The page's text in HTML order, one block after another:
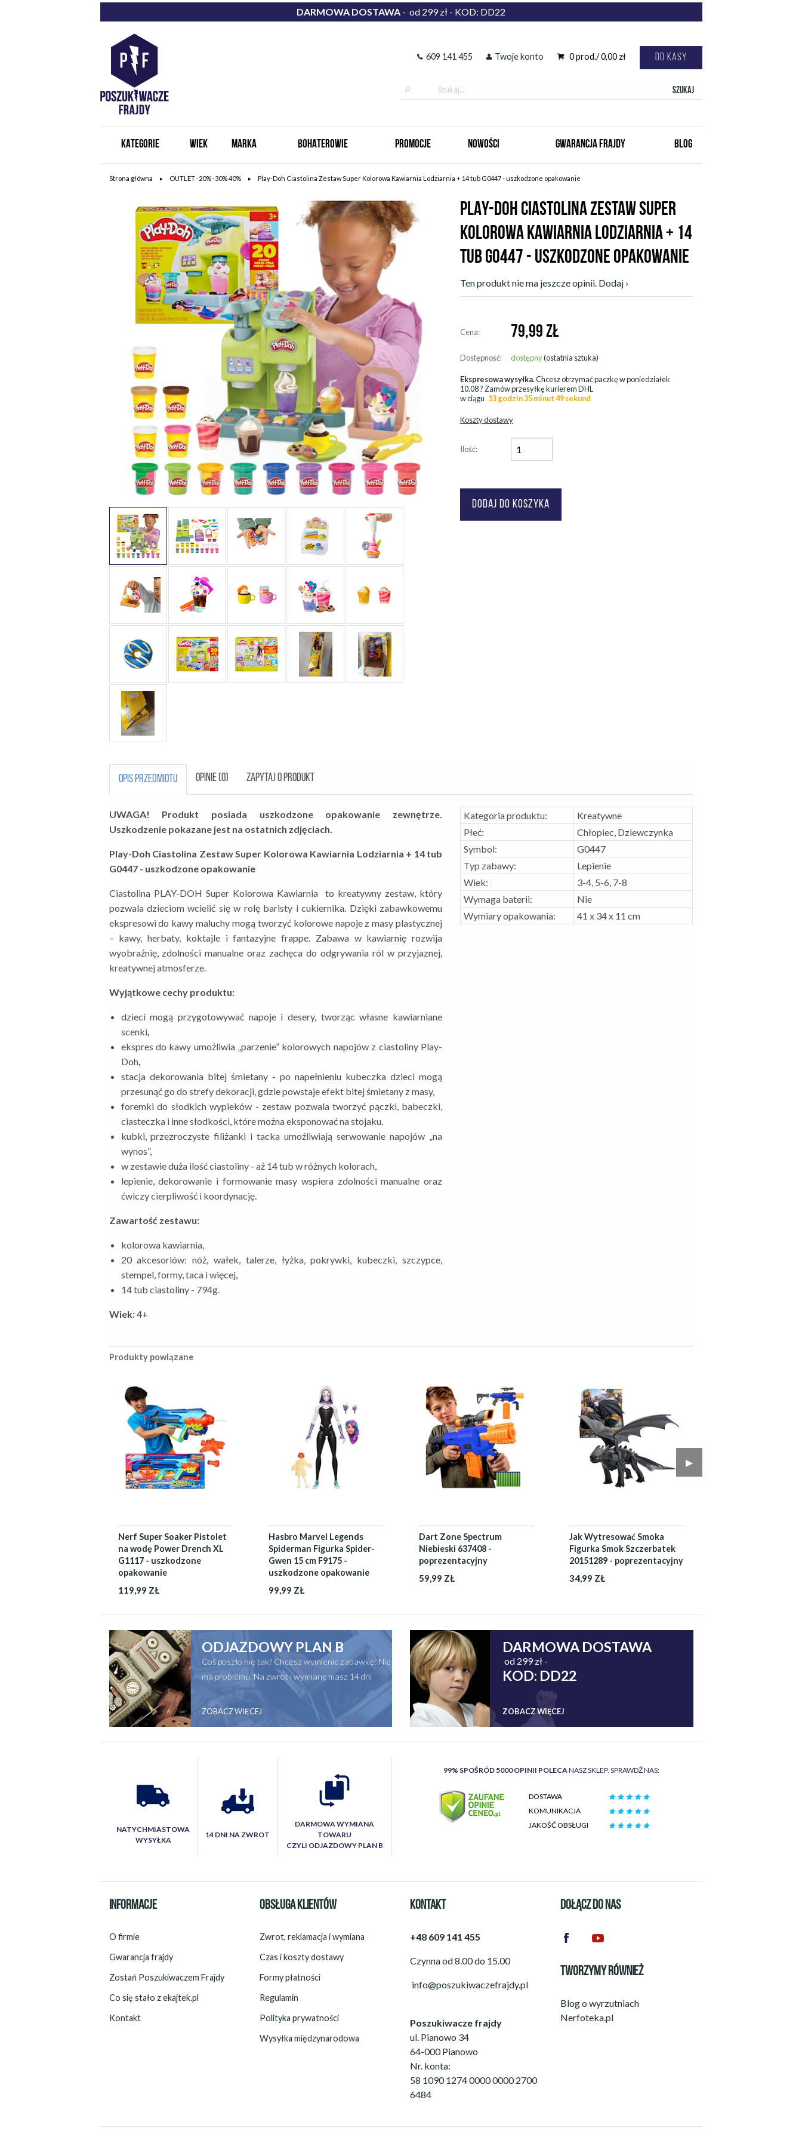
DARMOWA DOSTAWA - od 299 zł - KOD: DD22
609 141 455 Twoje konto 0 prod./0,00 zł Do kasy
Szukaj
KATEGORIE WIEK MARKA BOHATEROWIE PROMOCJE NOWOŚCI GWARANCJA FRAJDY BLOG
Strona główna OUTLET -20% -30% 40% Play-Doh Ciastolina Zestaw Super Kolorowa Kawiarnia Lodziarnia + 14 tub G0447 - uszkodzone opakowanie
PLAY-DOH CIASTOLINA ZESTAW SUPER
KOLOROWA KAWIARNIA LODZIARNIA + 14
TUB G0447 - USZKODZONE OPAKOWANIE
Ten produkt nie ma jeszcze opinii. Dodaj ›
Cena: 79,99 ZŁ
Dostępność: dostępny(ostatnia sztuka)
Ekspresowa wysyłka.Chcesz otrzymać paczkę wponiedziałek
10.08? Zamów przesyłkę kurierem DHL
w ciągu 13 godzin 35 minut 48 sekund
Koszty dostawy
Ilość:
OPIS PRZEDMIOTU OPINIE (0) ZAPYTAJ O PRODUKT
UWAGA! Produkt posiada uszkodzone opakowanie zewnętrze.
Uszkodzenie pokazane jest na ostatnich zdjęciach.
Play-Doh Ciastolina Zestaw Super Kolorowa Kawiarnia Lodziarnia + 14 tub
G0447 - uszkodzone opakowanie
Ciastolina PLAY-DOH Super Kolorowa Kawiarnia to kreatywny zestaw, który
pozwala dzieciom wcielić się w rolę baristy i cukiernika. Dzięki zabawkowemu
ekspresowi do kawy maluchy mogą tworzyć kolorowe napoje z masy plastycznej
– kawy, herbaty, koktajle i fantazyjne frappe. Zabawa w kawiarnię rozwija
wyobraźnię, zdolności manualne oraz zachęca do odgrywania ról w przyjaznej,
kreatywnej atmosferze.
Wyjątkowe cechy produktu:
dzieci mogą przygotowywać napoje i desery, tworząc własne kawiarniane
scenki,
ekspres do kawy umożliwia „parzenie” kolorowych napojów z ciastoliny Play-
Doh,
stacja dekorowania bitej śmietany- po napełnieniu kubeczka dzieci mogą
przesunąć go do strefy dekoracji, gdzie powstaje efekt bitej śmietany z masy,
foremki do słodkich wypieków - zestaw pozwala tworzyć pączki, babeczki,
ciasteczka i inne słodkości, które można eksponować na stojaku.
kubki, przezroczyste filiżanki i tacka umożliwiają serwowanie napojów „na
wynos”,
w zestawie duża ilość ciastoliny - aż 14 tub w różnych kolorach,
lepienie, dekorowanie i formowanie masy wspiera zdolności manualne oraz
ćwiczy cierpliwość i koordynację.
Zawartość zestawu:
kolorowa kawiarnia,
20 akcesoriów: nóż, wałek, talerze, łyżka, pokrywki, kubeczki, szczypce,
stempel, formy, taca i więcej,
14 tub ciastoliny - 794g.
Wiek:4+
Kategoria produktu:
Kreatywne
Płeć:
Chłopiec, Dziewczynka
Symbol:
G0447
Typ zabawy:
Lepienie
Wiek:
3-4, 5-6, 7-8
Wymaga baterii:
Nie
Wymiary opakowania:
41 x 34 x 11 cm
Produkty powiązane
▶︎
Nerf Super Soaker Pistolet
na wodę Power Drench XL
G1117 - uszkodzone
opakowanie
119,99 ZŁ
Hasbro Marvel Legends
Spiderman Figurka Spider-
Gwen 15 cm F9175 -
uszkodzone opakowanie
99,99 ZŁ
Dart Zone Spectrum
Niebieski 637408 -
poprezentacyjny
59,99 ZŁ
Jak Wytresować Smoka
Figurka Smok Szczerbatek
20151289 - poprezentacyjny
34,99 ZŁ
ODJAZDOWY PLAN B
Coś poszło nie tak? Chcesz wymienic zabawkę? Nie
ma problemu. Na zwrot i wymianę masz 14 dni
ZOBACZ WIĘCEJ
DARMOWA DOSTAWA
od 299 zł -
KOD: DD22
ZOBACZ WIĘCEJ
NATYCHMIASTOWA
WYSYŁKA
14 DNI NA ZWROT
DARMOWA WYMIANA
TOWARU
CZYLI ODJAZDOWY PLAN B
99% SPOŚRÓD 5000 OPINII POLECA NASZ SKLEP. SPRAWDŹ NAS:
DOSTAWA
KOMUNIKACJA
JAKOŚĆ OBSŁUGI
INFORMACJE
O firmie
Gwarancja frajdy
Zostań Poszukiwaczem Frajdy
Co się stało z ekajtek.pl
Kontakt
OBSŁUGA KLIENTÓW
Zwrot, reklamacja i wymiana
Czas i koszty dostawy
Formy płatności
Regulamin
Polityka prywatności
Wysyłka międzynarodowa
KONTAKT
+48 609 141 455
Czynna od 8.00 do 15.00
info@poszukiwaczefrajdy.pl
Poszukiwacze frajdy
ul. Pianowo 34
64-000 Pianowo
Nr. konta:
58 1090 1274 0000 0000 2700
6484
DOŁĄCZ DO NAS
TWORZYMY RÓWNIEŻ
Blog o wyrzutniach
Nerfoteka.pl